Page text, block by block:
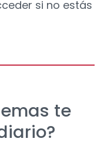
si no estás
te